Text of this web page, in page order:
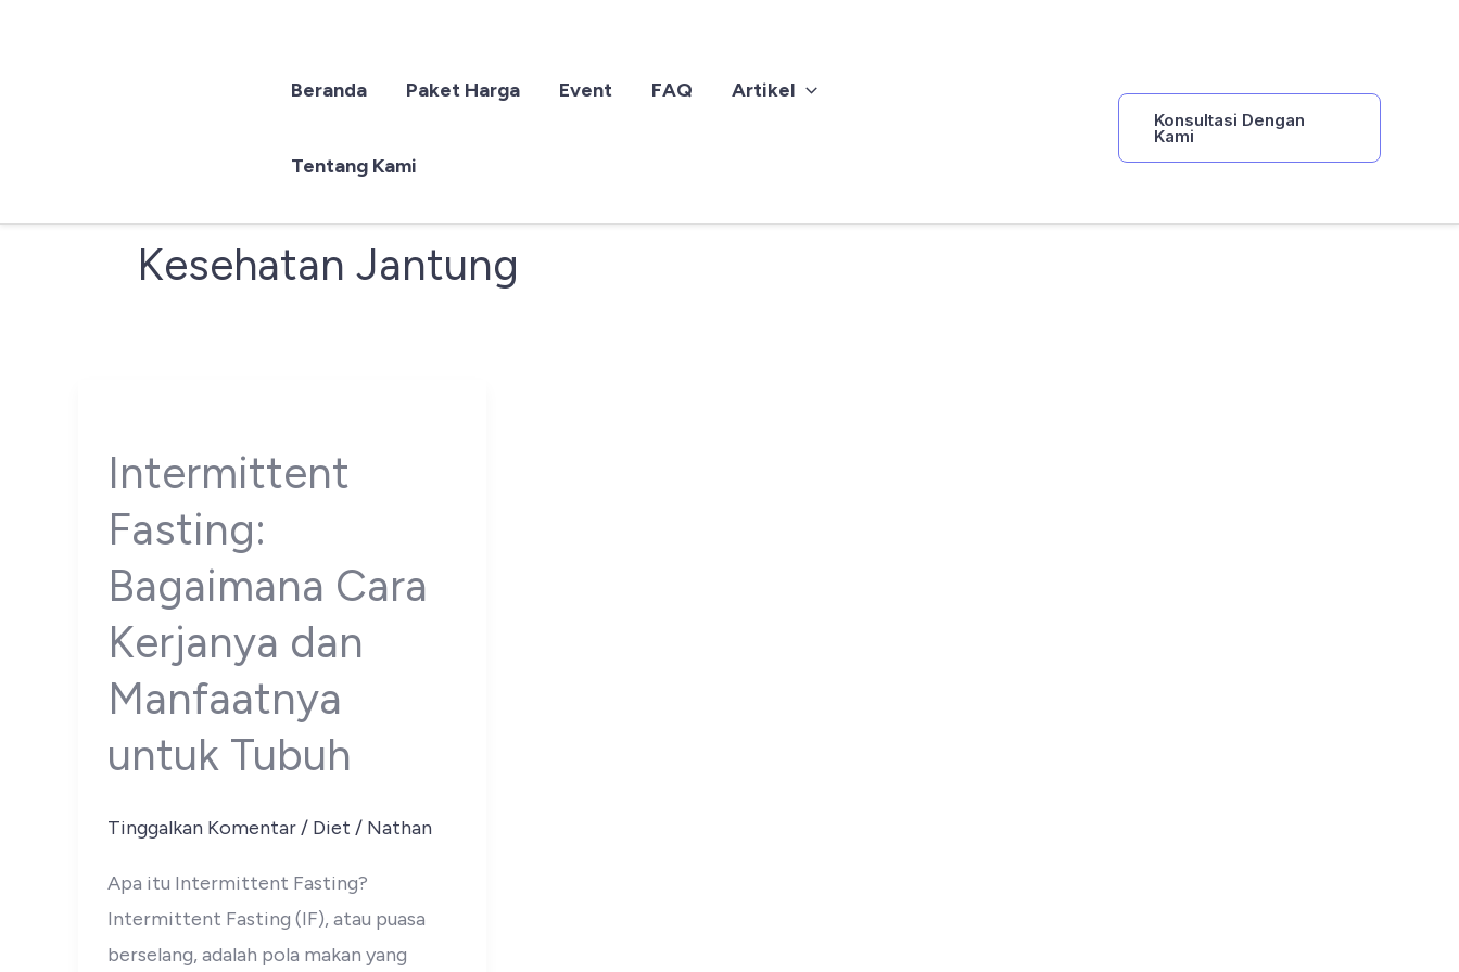
Beranda Paket Harga Event FAQ Artikel
Tentang Kami
Konsultasi Dengan
Kami
Kesehatan Jantung
Intermittent
Fasting:
Bagaimana Cara
Kerjanya dan
Manfaatnya
untuk Tubuh
Tinggalkan Komentar/ Diet / Nathan
Apa itu Intermittent Fasting?
Intermittent Fasting (IF), atau puasa
berselang, adalah pola makan yang